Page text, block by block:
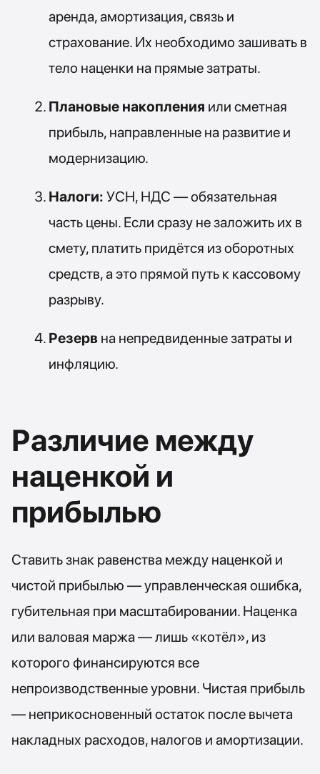
аренда, амортизация, связь и
страхование. Их необходимо зашивать в
тело наценки на прямые затраты.
Плановые накопления или сметная
прибыль, направленные на развитие и
модернизацию.
Налоги: УСН, НДС — обязательная
часть цены. Если сразу не заложить их в
смету, платить придётся из оборотных
средств, а это прямой путь к кассовому
разрыву.
Резерв на непредвиденные затраты и
инфляцию.
Различие между
наценкой и
прибылью
Ставить знак равенства между наценкой и
чистой прибылью — управленческая ошибка,
губительная при масштабировании. Наценка
или валовая маржа — лишь «котёл», из
которого финансируются все
непроизводственные уровни. Чистая прибыль
— неприкосновенный остаток после вычета
накладных расходов, налогов и амортизации.